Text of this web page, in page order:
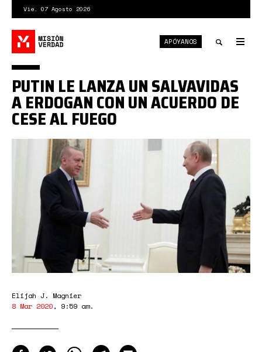
contenido
principal
Vie. 07 Agosto 2026
search
APÓYANOS
0_YGD4LZIDlG0jiscr.jpg
PUTIN LE LANZA UN SALVAVIDAS
A ERDOGAN CON UN ACUERDO DE
CESE AL FUEGO
Elijah J. Magnier
8 Mar 2020, 9:59 am.